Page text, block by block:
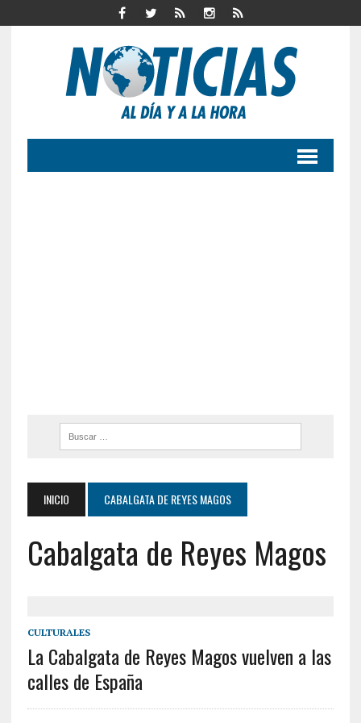
INICIO CABALGATA DE REYES MAGOS
Cabalgata de Reyes Magos
CULTURALES
La Cabalgata de Reyes Magos vuelven a las
calles de España